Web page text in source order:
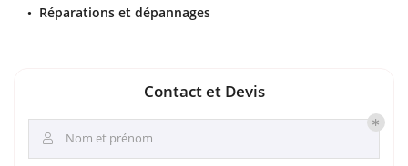
Réparations et dépannages
Contact et Devis
 Nom et prénom